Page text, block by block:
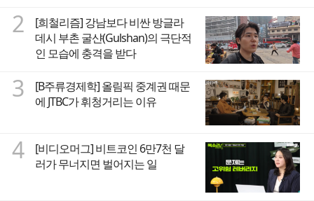
2
[희철리즘] 강남보다 비싼 방글라
데시 부촌 굴샨(Gulshan)의 극단적
인 모습에 충격을 받다
3
[B주류경제학] 올림픽 중계권 때문
에 JTBC가 휘청거리는 이유
4
[비디오머그] 비트코인 6만7천 달
러가 무너지면 벌어지는 일